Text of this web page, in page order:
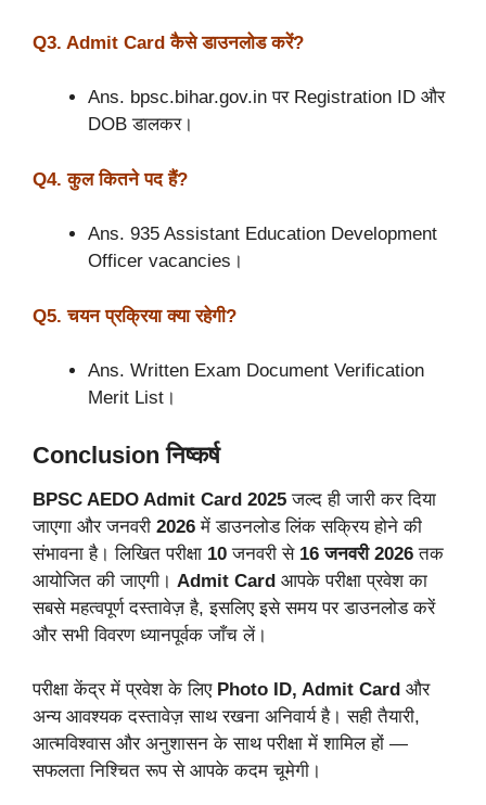
Q3. Admit Card कैसे डाउनलोड करें?
Ans. bpsc.bihar.gov.in पर Registration ID और
DOB डालकर।
Q4. कुल कितने पद हैं?
Ans. 935 Assistant Education Development
Officer vacancies।
Q5. चयन प्रक्रिया क्या रहेगी?
Ans. Written Exam Document Verification
Merit List।
Conclusion निष्कर्ष
BPSC AEDO Admit Card 2025 जल्द ही जारी कर दिया
जाएगा और जनवरी 2026 में डाउनलोड लिंक सक्रिय होने की
संभावना है। लिखित परीक्षा 10 जनवरी से 16 जनवरी 2026 तक
आयोजित की जाएगी। Admit Card आपके परीक्षा प्रवेश का
सबसे महत्वपूर्ण दस्तावेज़ है, इसलिए इसे समय पर डाउनलोड करें
और सभी विवरण ध्यानपूर्वक जाँच लें।
परीक्षा केंद्र में प्रवेश के लिए Photo ID, Admit Card और
अन्य आवश्यक दस्तावेज़ साथ रखना अनिवार्य है। सही तैयारी,
आत्मविश्वास और अनुशासन के साथ परीक्षा में शामिल हों —
सफलता निश्चित रूप से आपके कदम चूमेगी।